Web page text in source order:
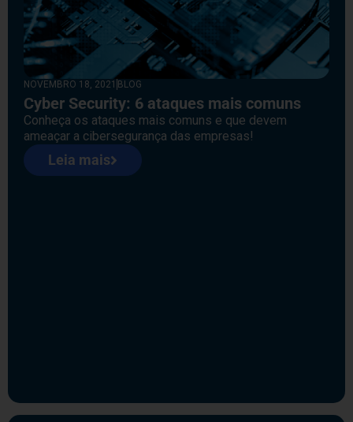
NOVEMBRO 18, 2021 BLOG
Cyber Security: 6 ataques mais comuns
Conheça os ataques mais comuns e que devem
ameaçar a cibersegurança das empresas!
Leia mais